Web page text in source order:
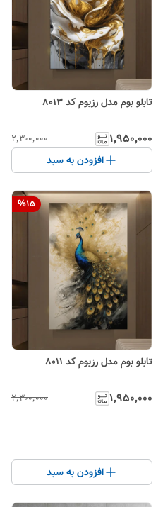
تابلو بوم مدل رزبوم کد 8013
۱٬۹۵۰٬۰۰۰ ۲٬۳۰۰٬۰۰۰
افزودن به سبد
%15
تابلو بوم مدل رزبوم کد 8011
۱٬۹۵۰٬۰۰۰ ۲٬۳۰۰٬۰۰۰
افزودن به سبد